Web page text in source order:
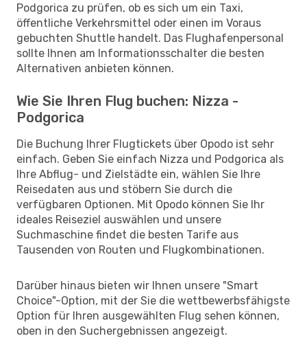
Podgorica zu prüfen, ob es sich um ein Taxi,
öffentliche Verkehrsmittel oder einen im Voraus
gebuchten Shuttle handelt. Das Flughafenpersonal
sollte Ihnen am Informationsschalter die besten
Alternativen anbieten können.
Wie Sie Ihren Flug buchen: Nizza -
Podgorica
Die Buchung Ihrer Flugtickets über Opodo ist sehr
einfach. Geben Sie einfach Nizza und Podgorica als
Ihre Abflug- und Zielstädte ein, wählen Sie Ihre
Reisedaten aus und stöbern Sie durch die
verfügbaren Optionen. Mit Opodo können Sie Ihr
ideales Reiseziel auswählen und unsere
Suchmaschine findet die besten Tarife aus
Tausenden von Routen und Flugkombinationen.
Darüber hinaus bieten wir Ihnen unsere "Smart
Choice"-Option, mit der Sie die wettbewerbsfähigste
Option für Ihren ausgewählten Flug sehen können,
oben in den Suchergebnissen angezeigt.